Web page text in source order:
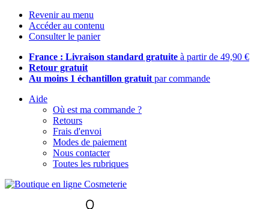
Revenir au menu
Accéder au contenu
Consulter le panier
France : Livraison standard gratuite à partir de 49,90 €
Retour gratuit
Au moins 1 échantillon gratuit par commande
Aide
Où est ma commande ?
Retours
Frais d'envoi
Modes de paiement
Nous contacter
Toutes les rubriques